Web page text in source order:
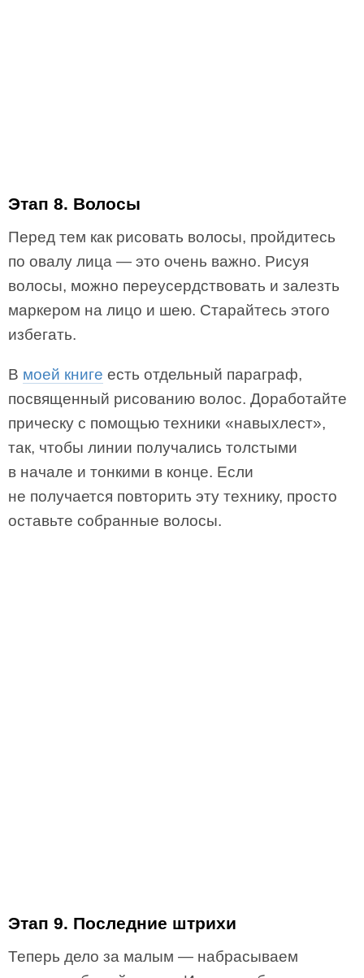
Этап 8. Волосы
Перед тем как рисовать волосы, пройдитесь
по овалу лица — это очень важно. Рисуя
волосы, можно переусердствовать и залезть
маркером на лицо и шею. Старайтесь этого
избегать.
В моей книге есть отдельный параграф,
посвященный рисованию волос. Доработайте
прическу с помощью техники «навыхлест»,
так, чтобы линии получались толстыми
в начале и тонкими в конце. Если
не получается повторить эту технику, просто
оставьте собранные волосы.
Этап 9. Последние штрихи
Теперь дело за малым — набрасываем